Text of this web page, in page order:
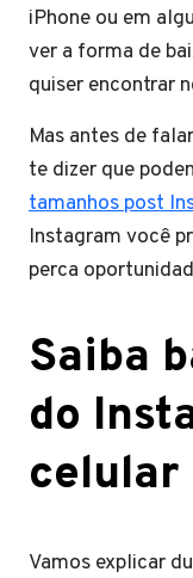
iPhone ou em
ver a forma de
quiser encontrar
Mas antes de
te dizer que
tamanhos post
Instagram você
perca
Saiba
do
celular
Vamos explicar